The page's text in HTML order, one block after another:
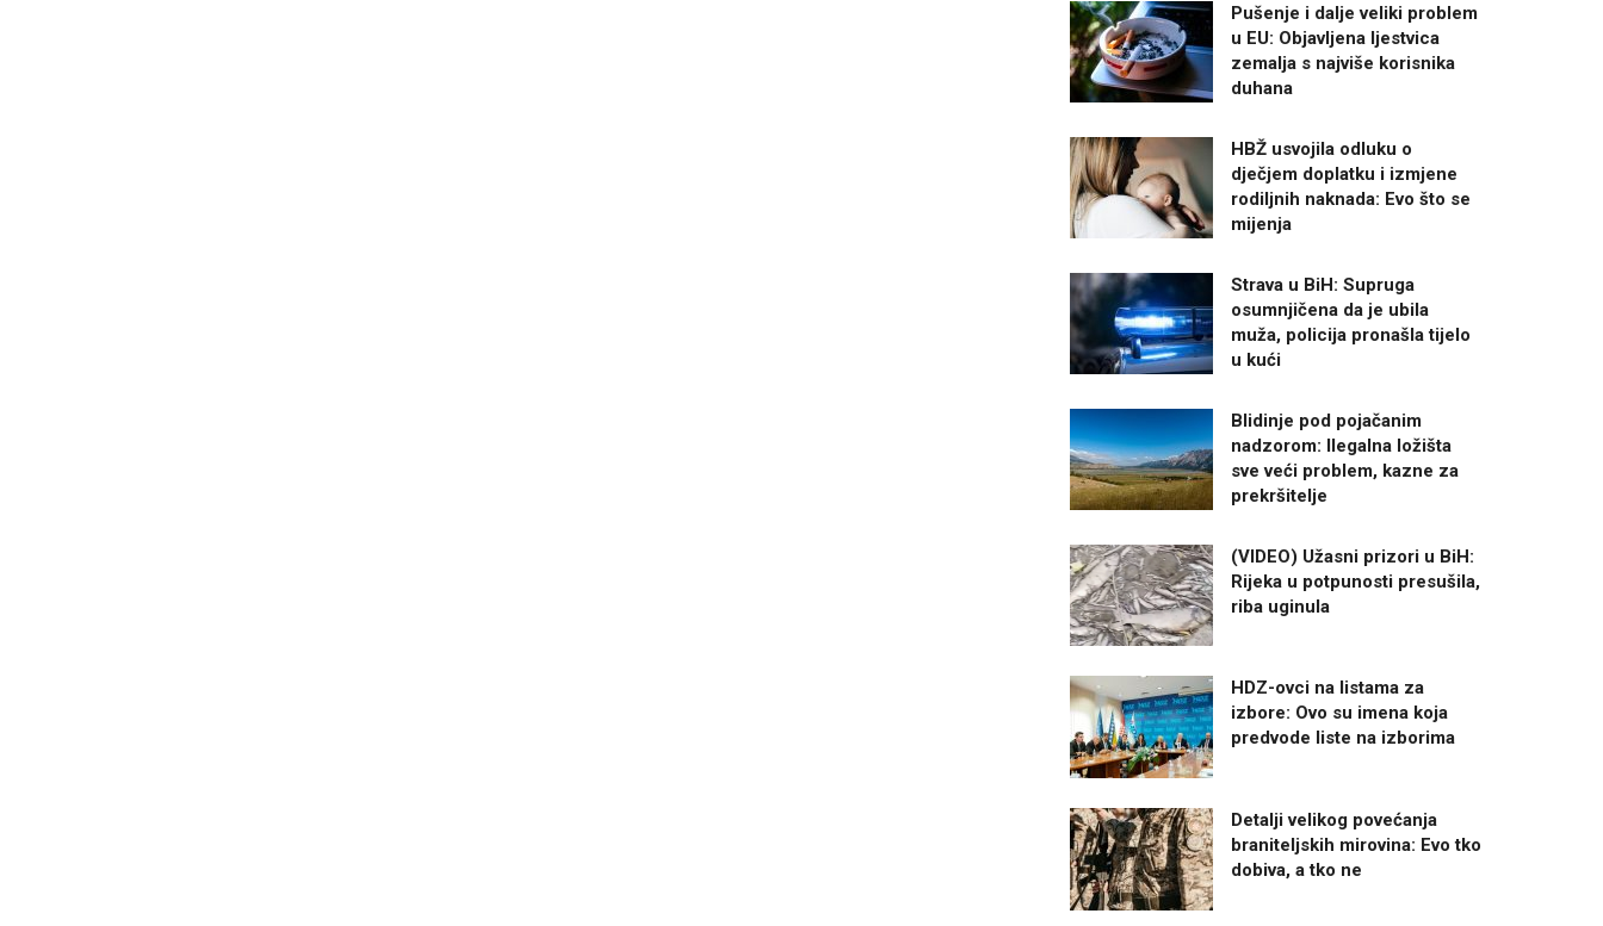
Pušenje i dalje veliki problem
u EU: Objavljena ljestvica
zemalja s najviše korisnika
duhana
HBŽ usvojila odluku o
dječjem doplatku i izmjene
rodiljnih naknada: Evo što se
mijenja
Strava u BiH: Supruga
osumnjičena da je ubila
muža, policija pronašla tijelo
u kući
Blidinje pod pojačanim
nadzorom: Ilegalna ložišta
sve veći problem, kazne za
prekršitelje
(VIDEO) Užasni prizori u BiH:
Rijeka u potpunosti presušila,
riba uginula
HDZ-ovci na listama za
izbore: Ovo su imena koja
predvode liste na izborima
Detalji velikog povećanja
braniteljskih mirovina: Evo tko
dobiva, a tko ne